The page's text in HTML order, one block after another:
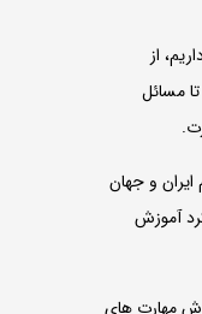
از
مسائل
و جهان
آموزش
مهارت­ های